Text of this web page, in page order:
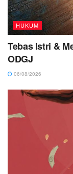
HUKUM
Tebas Istri &
ODGJ
06/08/2026